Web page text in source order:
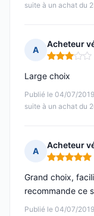
suite à un achat du
A
Acheteur
Note : 3 sur
Publié le 04/07/
suite à un achat du
Large choix
A
Acheteur
Note : 5 sur
Publié le 04/07/
Grand choix,
recommande ce